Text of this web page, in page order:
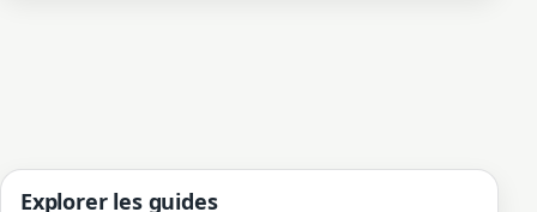
Explorer les guides